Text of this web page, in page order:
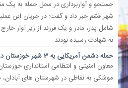
اقتصاد
خانه
جستجو و آواربرداری در محل حمله به یک
شهر قشم خبر داد و گفت: در جریان این
شامل پدر، مادر و یک فرزند از زیر آوار
به شهادت رسیده بودند.
حمله دشمن آمریکایی به 3 شهر خوزستان در بامداد امروز
معاون امنیتی و انتظامی استانداری
موشکی به نقاطی در شهرستان های آبادان،